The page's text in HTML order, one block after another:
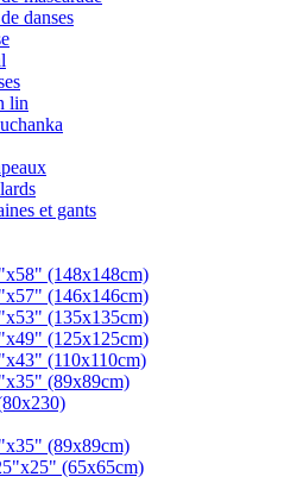
danses
lin
et gants
(148x148cm)
(146x146cm)
(135x135cm)
(125x125cm)
(110x110cm)
(89x89cm)
(89x89cm)
(65x65cm)